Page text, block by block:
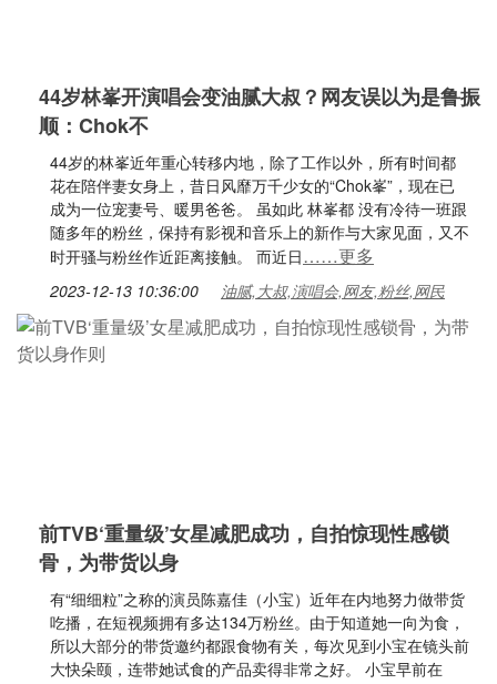
44岁林峯开演唱会变油腻大叔？网友误以为是鲁振
顺：Chok不
44岁的林峯近年重心转移内地，除了工作以外，所有时间都
花在陪伴妻女身上，昔日风靡万千少女的“Chok峯”，现在已
成为一位宠妻号、暖男爸爸。 虽如此 林峯都 没有冷待一班跟
随多年的粉丝，保持有影视和音乐上的新作与大家见面，又不
时开骚与粉丝作近距离接触。 而近日……更多
2023-12-13 10:36:00 油腻,大叔,演唱会,网友,粉丝,网民
前TVB‘重量级’女星减肥成功，自拍惊现性感锁
骨，为带货以身
有“细细粒”之称的演员陈嘉佳（小宝）近年在内地努力做带货
吃播，在短视频拥有多达134万粉丝。由于知道她一向为食，
所以大部分的带货邀约都跟食物有关，每次见到小宝在镜头前
大快朵颐，连带她试食的产品卖得非常之好。 小宝早前在